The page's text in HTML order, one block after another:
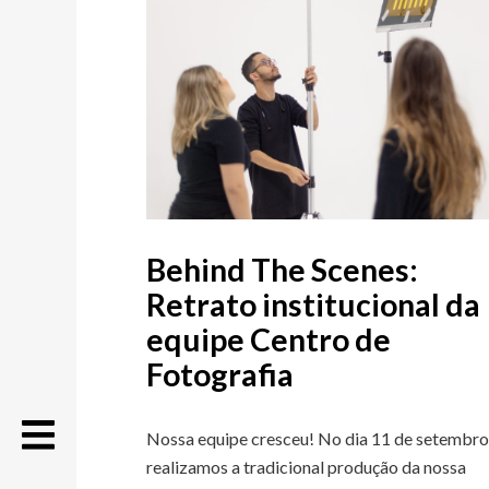
Behind The Scenes:
Retrato institucional da
equipe Centro de
Fotografia
Nossa equipe cresceu! No dia 11 de setembro
realizamos a tradicional produção da nossa